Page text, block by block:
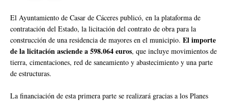
El Ayuntamiento de Casar de Cáceres publicó, en la plataforma de
contratación del Estado, la licitación del contrato de obra para la
construcción de una residencia de mayores en el municipio. El importe
de la licitación asciende a 598.064 euros, que incluye movimientos de
tierra, cimentaciones, red de saneamiento y abastecimiento y una parte
de estructuras.
La financiación de esta primera parte se realizará gracias a los Planes